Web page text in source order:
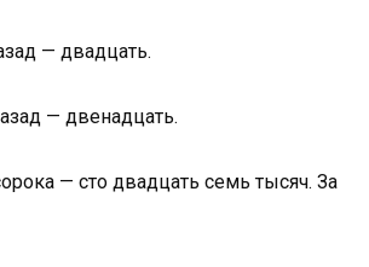
— двадцать.
— двенадцать.
— сто двадцать семь тысяч. За